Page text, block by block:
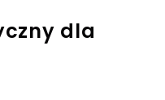
dla